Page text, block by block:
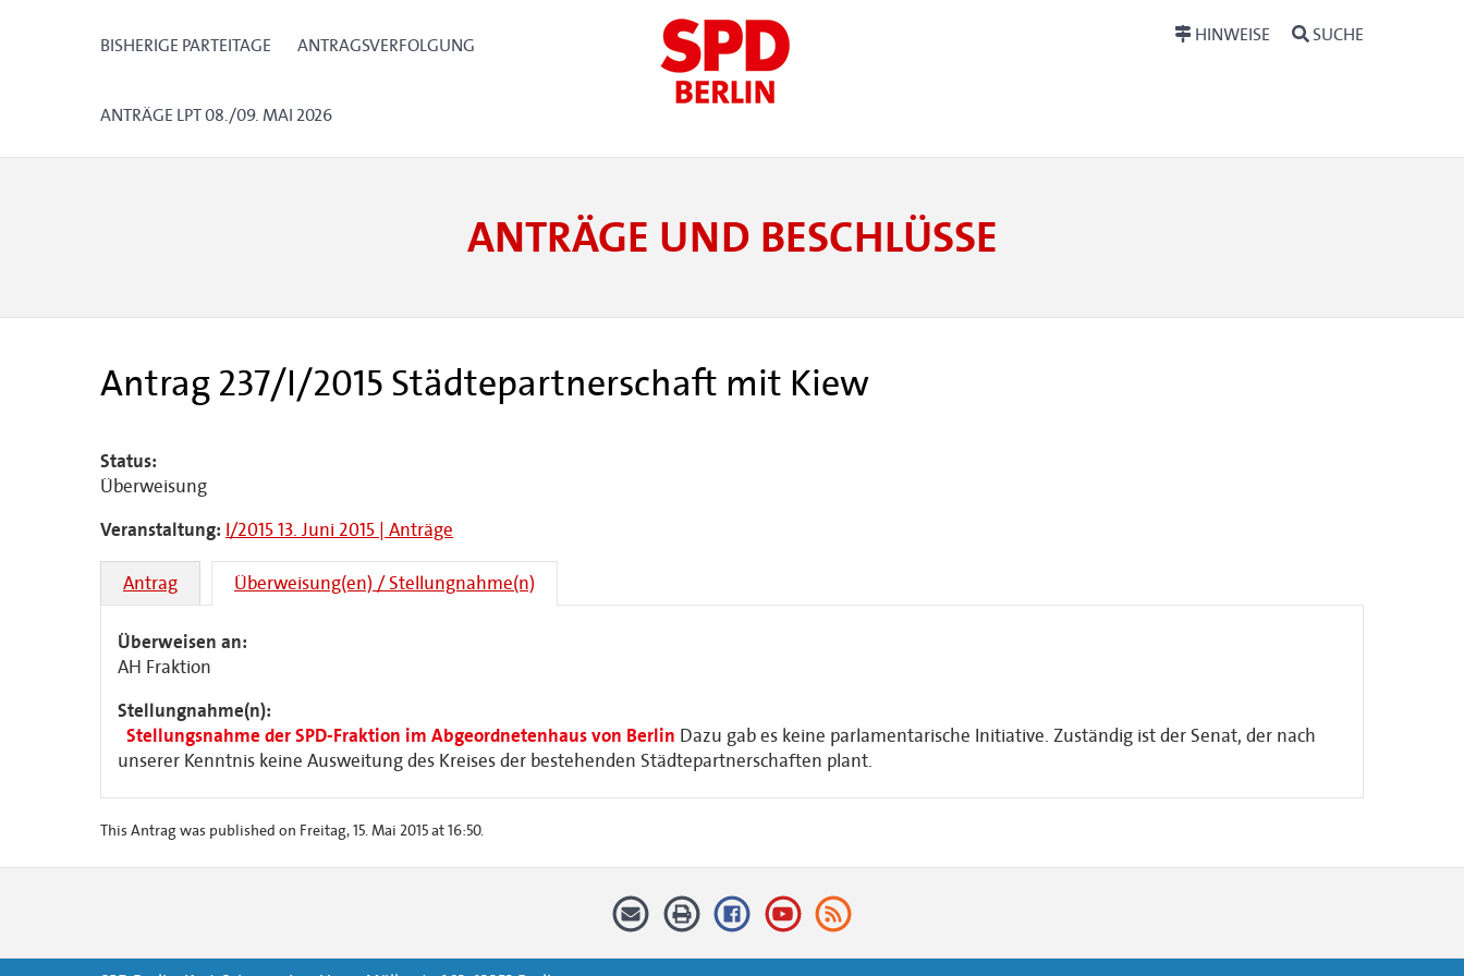
BISHERIGE PARTEITAGE ANTRAGSVERFOLGUNG
ANTRÄGE LPT 08./09. MAI 2026
HINWEISE SUCHE
ANTRÄGE UND BESCHLÜSSE
Antrag 237/I/2015 Städtepartnerschaft mit Kiew
Status:
Überweisung
Veranstaltung: I/2015 13. Juni 2015 | Anträge
Antrag Überweisung(en) / Stellungnahme(n)
Überweisen an:
AH Fraktion
Stellungnahme(n):
Stellungsnahme der SPD-Fraktion im Abgeordnetenhaus von Berlin Dazu gab es keine parlamentarische Initiative. Zuständig ist der Senat, der nach
unserer Kenntnis keine Ausweitung des Kreises der bestehenden Städtepartnerschaften plant.
This Antrag was published on Freitag, 15. Mai 2015 at 16:50.